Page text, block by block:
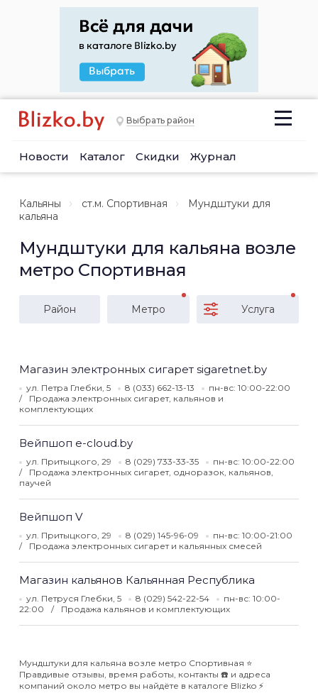
Выбрать район
Новости Каталог Скидки Журнал
Кальяны ст.м. Спортивная
Мундштуки для
кальяна
Мундштуки для кальяна возле
метро Спортивная
Район Метро Услуга
Магазин электронных сигарет sigaretnet.by
ул. Петра Глебки, 5 8 (033) 662-13-13
пн-вс: 10:00-22:00
Продажа электронных сигарет, кальянов и
комплектующих
Вейпшоп e-cloud.by
ул. Притыцкого, 29 8 (029) 733-33-35
пн-вс: 10:00-22:00
Продажа электронных сигарет, одноразок, кальянов,
паучей
Вейпшоп V
ул. Притыцкого, 29 8 (029) 145-96-09
пн-вс: 10:00-21:00
Продажа электронных сигарет и кальянных смесей
Магазин кальянов Кальянная Республика
ул. Петруся Глебки, 5 8 (029) 542-22-54
пн-вс: 10:00-
22:00
Продажа кальянов и комплектующих
Мундштуки для кальяна возле метро Спортивная ⭐️
Правдивые отзывы, время работы, контакты ☎️ и адреса
компаний около метро вы найдёте в каталоге Blizko ⚡️